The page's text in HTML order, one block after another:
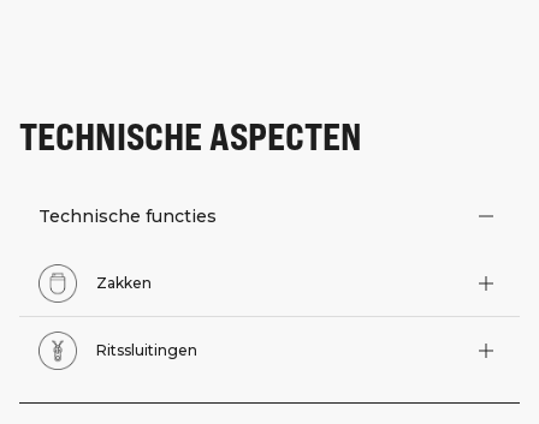
TECHNISCHE ASPECTEN
Technische functies
Zakken
Ritssluitingen